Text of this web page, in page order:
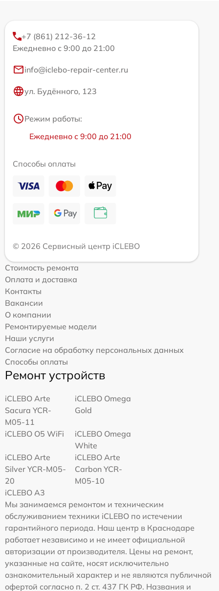
+7 (861) 212-36-12
Ежедневно с 9:00 до 21:00
info@iclebo-repair-center.ru
ул. Будённого, 123
Режим работы:
Ежедневно с 9:00 до 21:00
Способы оплаты
© 2026 Сервисный центр iCLEBO
Стоимость ремонта
Оплата и доставка
Контакты
Вакансии
О компании
Ремонтируемые модели
Наши услуги
Согласие на обработку персональных данных
Способы оплаты
Ремонт устройств
iCLEBO Arte
Sacura YCR-
M05-11
iCLEBO Omega
Gold
iCLEBO O5 WiFi
iCLEBO Omega
White
iCLEBO Arte
Silver YCR-M05-
20
iCLEBO Arte
Carbon YCR-
M05-10
iCLEBO A3
Мы занимаемся ремонтом и техническим
обслуживанием техники iCLEBO по истечении
гарантийного периода. Наш центр в Краснодаре
работает независимо и не имеет официальной
авторизации от производителя. Цены на ремонт,
указанные на сайте, носят исключительно
ознакомительный характер и не являются публичной
офертой согласно п. 2 ст. 437 ГК РФ. Названия и